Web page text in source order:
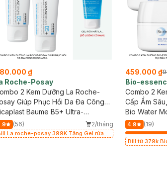
₫
Roche-Posay
2 Kem Dưỡng La Roche-
Giúp Phục Hồi Da Đa Công
40mlBaume B5+ Ultra-
Soothing Balm
(56) 2/tháng
La roche-posay 399K Tặng Gel rửa
459.000 ₫
Bio-
Combo 2
Cấp Ẩm
Bio Water
4.9
(19)
Bill từ 379k